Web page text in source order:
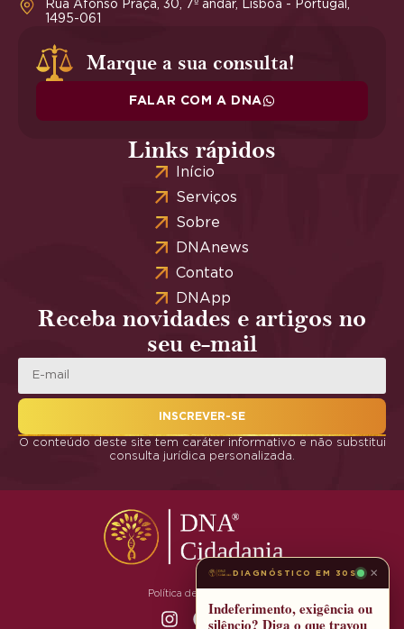
Rua Afonso Praça, 30, 7º andar, Lisboa - Portugal,
1495-061
Marque a sua consulta!
FALAR COM A DNA
Links rápidos
Início
Serviços
Sobre
DNAnews
Contato
DNApp
Receba novidades e artigos no
seu e-mail
INSCREVER-SE
O conteúdo deste site tem caráter informativo e não substitui
consulta jurídica personalizada.
Política de Privacidade
DIAGNÓSTICO EM 30S ×
Indeferimento, exigência ou
silêncio? Diga o que travou